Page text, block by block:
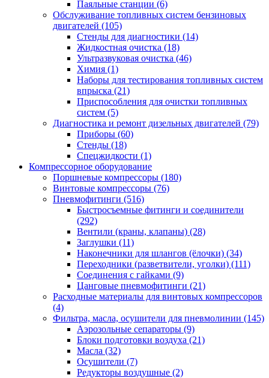
Паяльные станции (6)
Обслуживание топливных систем бензиновых
двигателей (105)
Стенды для диагностики (14)
Жидкостная очистка (18)
Ультразвуковая очистка (46)
Химия (1)
Наборы для тестирования топливных систем
впрыска (21)
Приспособления для очистки топливных
систем (5)
Диагностика и ремонт дизельных двигателей (79)
Приборы (60)
Стенды (18)
Спецжидкости (1)
Компрессорное оборудование
Поршневые компрессоры (180)
Винтовые компрессоры (76)
Пневмофитинги (516)
Быстросъемные фитинги и соединители
(292)
Вентили (краны, клапаны) (28)
Заглушки (11)
Наконечники для шлангов (ёлочки) (34)
Переходники (разветвители, уголки) (111)
Соединения с гайками (9)
Цанговые пневмофитинги (21)
Расходные материалы для винтовых компрессоров
(4)
Фильтра, масла, осушители для пневмолинии (145)
Аэрозольные сепараторы (9)
Блоки подготовки воздуха (21)
Масла (32)
Осушители (7)
Редукторы воздушные (2)